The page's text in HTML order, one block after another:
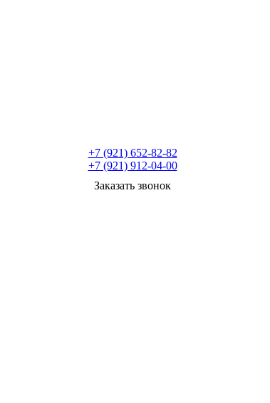
+7 (921) 652-82-82
+7 (921) 912-04-00
Заказать звонок